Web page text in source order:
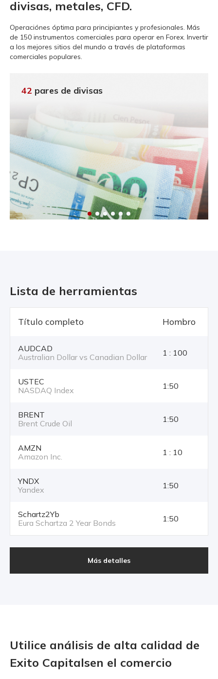
divisas, metales, CFD.
Operaciónes óptima para principiantes y profesionales. Más
de 150 instrumentos comerciales para operar en Forex. Invertir
a los mejores sitios del mundo a través de plataformas
comerciales populares.
42 pares de divisas
Lista de herramientas
Título completo Hombro
AUDCAD
Australian Dollar vs Canadian Dollar
1 : 100
USTEC
NASDAQ Index
1:50
BRENT
Brent Crude Oil
1:50
AMZN
Amazon Inc.
1 : 10
YNDX
Yandex
1:50
Schartz2Yb
Eura Schartza 2 Year Bonds
1:50
Más detalles
Utilice análisis de alta calidad de
Exito Capitalsen el comercio